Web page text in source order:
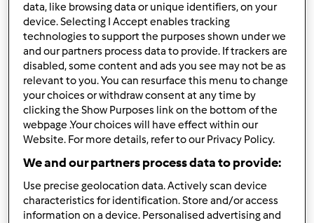
Lody gruszka-kiwi
przezp.aattuu
0 0 Łatwy 4 15min
bananowe
przez OSKARLISZKA
data, like browsing data or unique identifiers, on your
device. Selecting I Accept enables tracking
technologies to support the purposes shown under we
and our partners process data to provide. If trackers are
disabled, some content and ads you see may not be as
relevant to you. You can resurface this menu to change
your choices or withdraw consent at any time by
clicking the Show Purposes link on the bottom of the
webpage .Your choices will have effect within our
Website. For more details, refer to our Privacy Policy.
We and our partners process data to provide:
Use precise geolocation data. Actively scan device
characteristics for identification. Store and/or access
information on a device. Personalised advertising and